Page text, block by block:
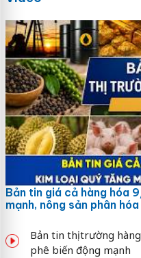
Bản tin giá cả hàng hóa
mạnh, nông sản phân hóa
Bản tin thị trường
phê biến động mạnh